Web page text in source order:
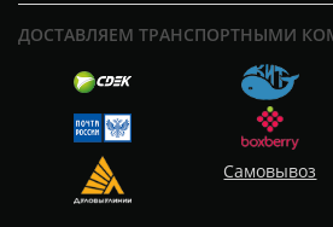
ДОСТАВЛЯЕМ ТРАНСПОРТНЫМИ
Самовывоз